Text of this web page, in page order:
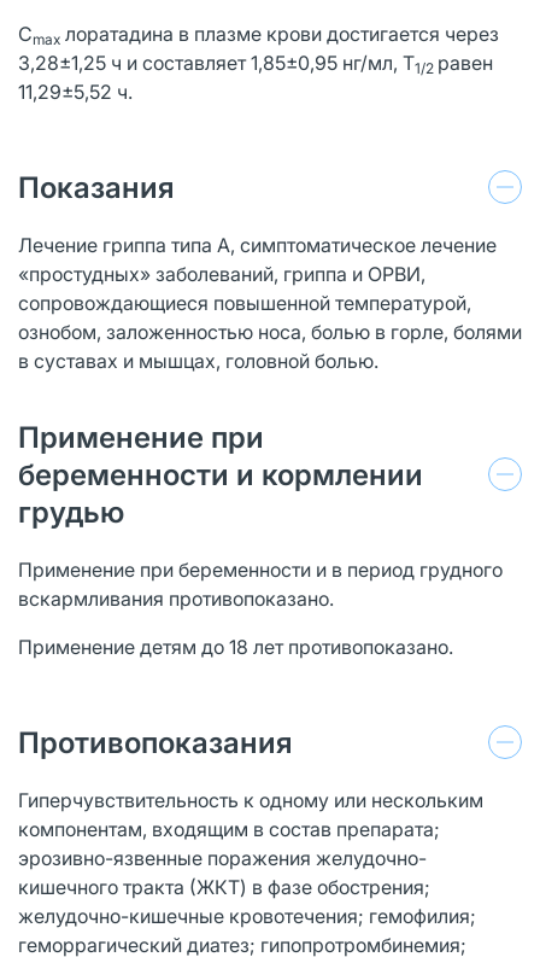
Cmax лоратадина в плазме крови достигается через
3,28±1,25 ч и составляет 1,85±0,95 нг/мл, T1/2 равен
11,29±5,52 ч.
Показания
Лечение гриппа типа А, симптоматическое лечение
«простудных» заболеваний, гриппа и ОРВИ,
сопровождающиеся повышенной температурой,
ознобом, заложенностью носа, болью в горле, болями
в суставах и мышцах, головной болью.
Применение при
беременности и кормлении
грудью
Применение при беременности и в период грудного
вскармливания противопоказано.
Применение детям до 18 лет противопоказано.
Противопоказания
Гиперчувствительность к одному или нескольким
компонентам, входящим в состав препарата;
эрозивно-язвенные поражения желудочно-
кишечного тракта (ЖКТ) в фазе обострения;
желудочно-кишечные кровотечения; гемофилия;
геморрагический диатез; гипопротромбинемия;